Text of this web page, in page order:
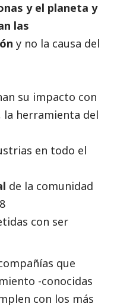
y el planeta y
las
y no la causa del
su impacto con
la herramienta del
en todo el
de la comunidad
con ser
que
-conocidas
con los más